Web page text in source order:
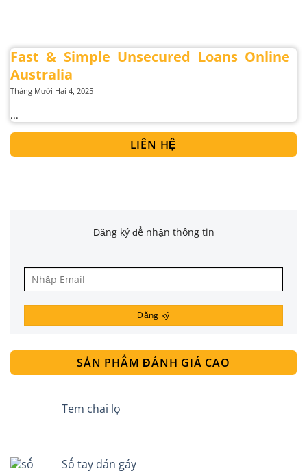
Fast & Simple Unsecured Loans Online
Australia
Tháng Mười Hai 4, 2025
...
LIÊN HỆ
Đăng ký để nhận thông tin
SẢN PHẨM ĐÁNH GIÁ CAO
Tem chai lọ
Sổ tay dán gáy